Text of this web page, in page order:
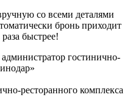
со всеми деталями
бронь приходит
быстрее!
ресторанного комплекса